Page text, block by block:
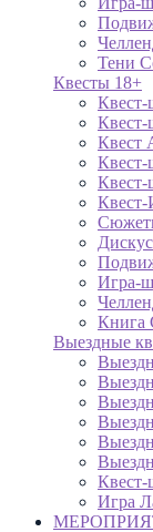
Тени
Квесты 18+
Квест-
Квест-
Квест
Квест-
Квест-
Игра-
Книга
Выездные
Квест-
Игра